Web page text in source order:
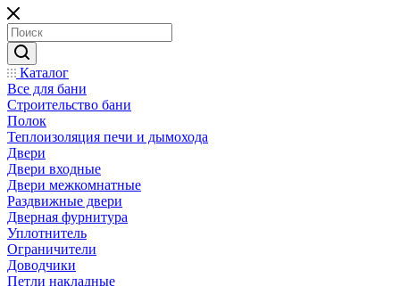
Каталог
Все для бани
Строительство бани
Полок
Теплоизоляция печи и дымохода
Двери
Двери входные
Двери межкомнатные
Раздвижные двери
Дверная фурнитура
Уплотнитель
Ограничители
Доводчики
Петли накладные